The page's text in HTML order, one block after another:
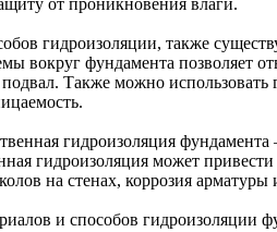
гидроизоляции, также
вокруг фундамента позволяет
Также можно использовать
гидроизоляция фундамента
гидроизоляция может
на стенах, коррозия
и способов гидроизоляции